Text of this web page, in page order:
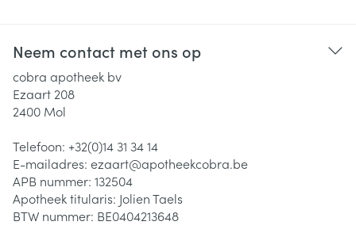
Neem contact met ons op
cobra apotheek bv
Ezaart 208
2400 Mol
Telefoon: +32(0)14 31 34 14
E-mailadres: ezaart@apotheekcobra.be
APB nummer: 132504
Apotheek titularis: Jolien Taels
BTW nummer: BE0404213648